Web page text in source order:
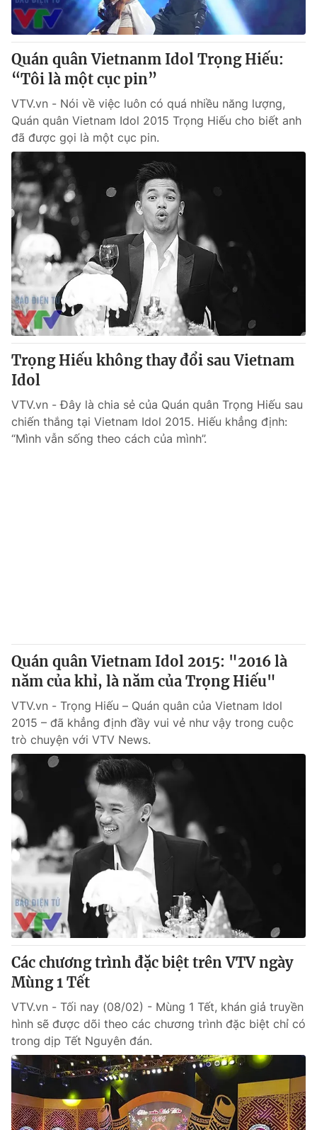
Quán quân Vietnanm Idol Trọng Hiếu:
“Tôi là một cục pin”
VTV.vn - Nói về việc luôn có quá nhiều năng lượng,
Quán quân Vietnam Idol 2015 Trọng Hiếu cho biết anh
đã được gọi là một cục pin.
Trọng Hiếu không thay đổi sau Vietnam
Idol
VTV.vn - Đây là chia sẻ của Quán quân Trọng Hiếu sau
chiến thắng tại Vietnam Idol 2015. Hiếu khẳng định:
“Mình vẫn sống theo cách của mình”.
Quán quân Vietnam Idol 2015: "2016 là
năm của khỉ, là năm của Trọng Hiếu"
VTV.vn - Trọng Hiếu – Quán quân của Vietnam Idol
2015 – đã khẳng định đầy vui vẻ như vậy trong cuộc
trò chuyện với VTV News.
Các chương trình đặc biệt trên VTV ngày
Mùng 1 Tết
VTV.vn - Tối nay (08/02) - Mùng 1 Tết, khán giả truyền
hình sẽ được dõi theo các chương trình đặc biệt chỉ có
trong dịp Tết Nguyên đán.